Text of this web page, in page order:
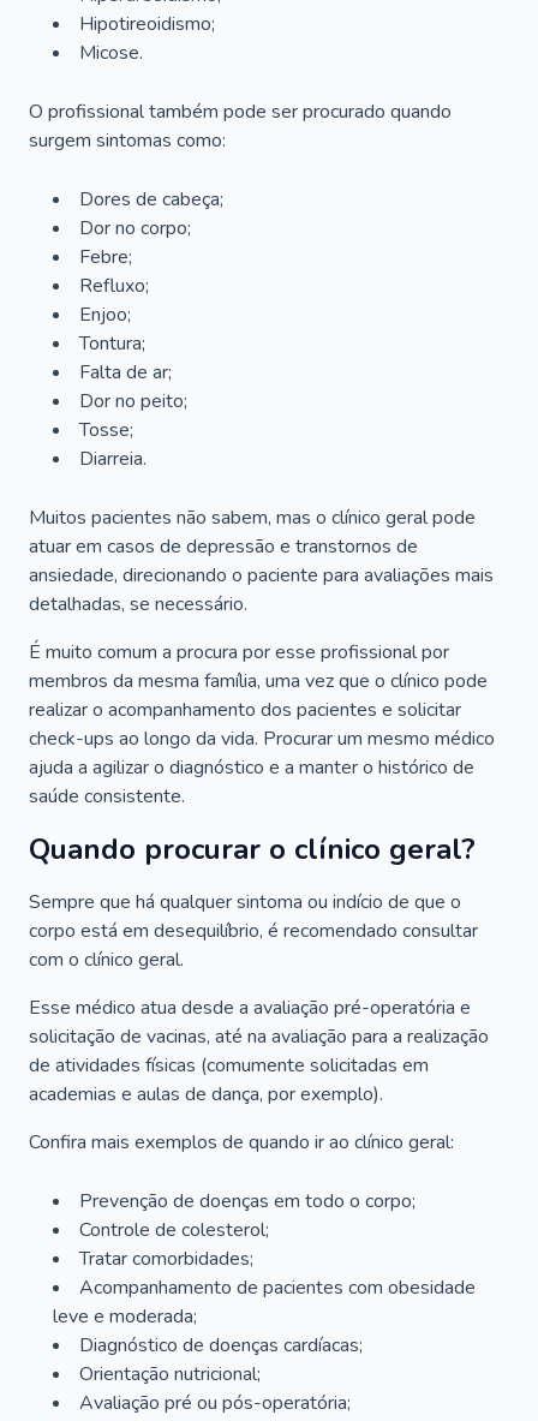
Hipotireoidismo;
Micose.
O profissional também pode ser procurado quando
surgem sintomas como:
Dores de cabeça;
Dor no corpo;
Febre;
Refluxo;
Enjoo;
Tontura;
Falta de ar;
Dor no peito;
Tosse;
Diarreia.
Muitos pacientes não sabem, mas o clínico geral pode
atuar em casos de depressão e transtornos de
ansiedade, direcionando o paciente para avaliações mais
detalhadas, se necessário.
É muito comum a procura por esse profissional por
membros da mesma família, uma vez que o clínico pode
realizar o acompanhamento dos pacientes e solicitar
check-ups ao longo da vida. Procurar um mesmo médico
ajuda a agilizar o diagnóstico e a manter o histórico de
saúde consistente.
Quando procurar o clínico geral?
Sempre que há qualquer sintoma ou indício de que o
corpo está em desequilíbrio, é recomendado consultar
com o clínico geral.
Esse médico atua desde a avaliação pré-operatória e
solicitação de vacinas, até na avaliação para a realização
de atividades físicas (comumente solicitadas em
academias e aulas de dança, por exemplo).
Confira mais exemplos de quando ir ao clínico geral:
Prevenção de doenças em todo o corpo;
Controle de colesterol;
Tratar comorbidades;
Acompanhamento de pacientes com obesidade
leve e moderada;
Diagnóstico de doenças cardíacas;
Orientação nutricional;
Avaliação pré ou pós-operatória;